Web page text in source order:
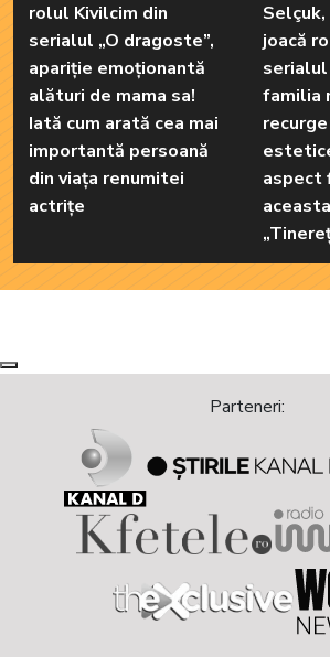
rolul Kivilcim din
serialul „O dragoste”,
apariție emoționantă
alături de mama sa!
Iată cum arată cea mai
importantă persoană
din viața renumitei
actrițe
joacă
familia
aspect
Next
Previous
Parteneri: